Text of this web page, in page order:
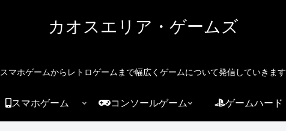
カオスエリア・ゲームズ
スマホゲームからレトロゲームまで幅広くゲームについて発信していきます
スマホゲーム コンソールゲーム ゲームハード